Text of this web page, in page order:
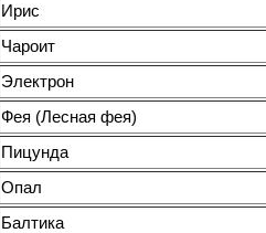
Ирис
Чароит
Электрон
Фея (Лесная фея)
Пицунда
Опал
Балтика